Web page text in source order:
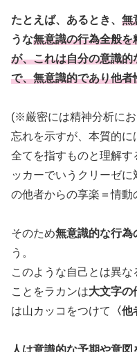
たとえば、あるとき、 無
うな無意識の行為全般を
が、これは自分の意識
で、無意識的であり他者
(※厳密には精神分析に
忘れを示すが、本質的
全てを指すものと理解
ッカーでいうクリーゼ
の他者からの享楽＝情動
そのため無意識的な行為
う。
このような自己とは異
ことをラカンは大文字の
は山カッコをつけて
〈他
人は意識的な予期や意